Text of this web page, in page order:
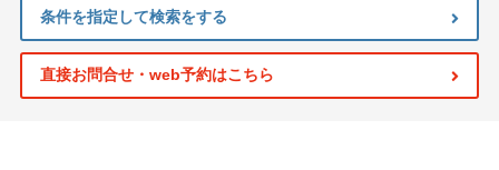
条件を指定して検索をする
直接お問合せ・web予約はこちら